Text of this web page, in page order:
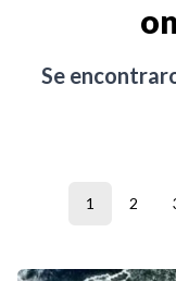
Se
1 2